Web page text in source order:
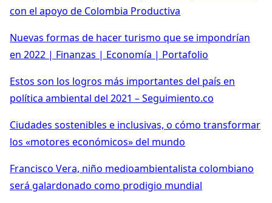
con el apoyo de Colombia Productiva
Nuevas formas de hacer turismo que se impondrían
en 2022 | Finanzas | Economía | Portafolio
Estos son los logros más importantes del país en
política ambiental del 2021 – Seguimiento.co
Ciudades sostenibles e inclusivas, o cómo transformar
los «motores económicos» del mundo
Francisco Vera, niño medioambientalista colombiano
será galardonado como prodigio mundial